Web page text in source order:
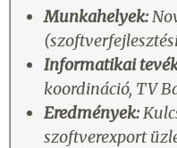
Munkahelyek:
Informatikai
koordináció, TV
Eredmények:
szoftverexport